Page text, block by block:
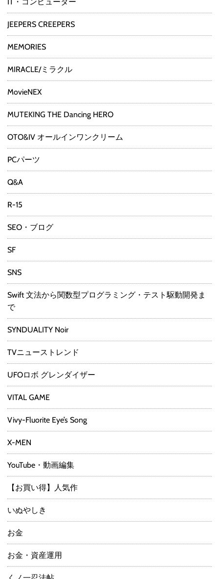
JEEPERS CREEPERS
MEMORIES
MIRACLE/ミラクル
MovieNEX
MUTEKING THE Dancing HERO
OTO&IV オールインワンクリーム
PCパーツ
Q&A
R-15
SEO・ブログ
SF
SNS
Swift 文法から関数型プログラミング・テスト駆動開発ま
で
SYNDUALITY Noir
TVニューストレンド
UFOロボ グレンダイザー
VITAL GAME
Vivy-Fluorite Eye’s Song
X-MEN
YouTube・動画編集
【お買い得】人気作
いぬやしき
お金
お金・資産運用